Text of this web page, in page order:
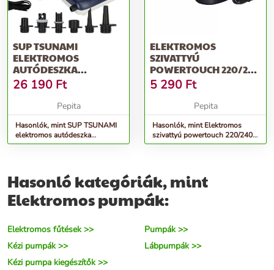
SUP TSUNAMI
ELEKTROMOS
AUTÓDESZKA
SZIVATTYÚ
26 190 Ft
Pepita
Hasonlók, mint SUP TSUNAMI
elektromos autódeszka
szivattyú
ELEKTROMOS
SZIVATTYÚ
POWERTOUCH 220/240
V BESTWAY 62252
5 290 Ft
Pepita
Hasonlók, mint Elektromos
szivattyú powertouch 220/240 v
bestway 62252
Hasonló kategóriák, mint
Elektromos pumpák:
Elektromos fűtések >>
Pumpák >>
Kézi pumpák >>
Lábpumpák >>
Kézi pumpa kiegészítők >>